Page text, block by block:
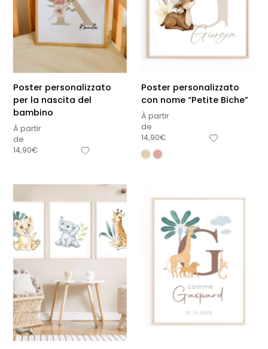
Poster personalizzato
per la nascita del
bambino
À partir
de
14,90€
Poster personalizzato
con nome “Petite Biche”
À partir
de
14,90€